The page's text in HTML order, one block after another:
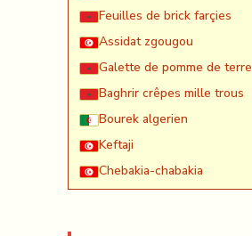
Feuilles de brick farçies
Assidat zgougou
Galette de pomme de
Baghrir crêpes mille trous
Bourek algerien
Keftaji
Chebakia-chabakia